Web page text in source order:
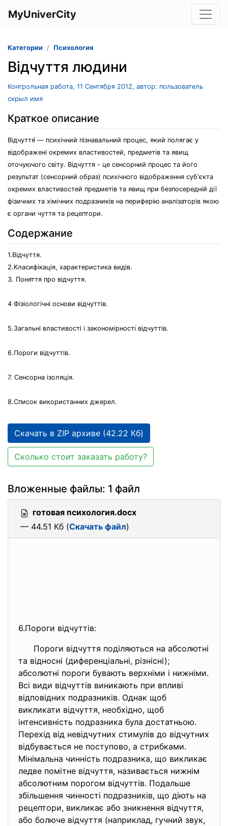
MyUniverCity
Категории Психология
Відчуття людини
Контрольная работа, 11 Сентября 2012, автор: пользователь
скрыл имя
Краткое описание
Відчуття́ — психічний пізнавальний процес, який полягає у
відображені окремих властивостей, предметів та явищ
оточуючого світу. Відчуття - це сенсорний процес та його
результат (сенсорний образ) психічного відображення суб'єкта
окремих властивостей предметів та явищ при безпосередній дії
фізичних та хімічних подразників на периферію аналізаторів якою
є органи чуття та рецептори.
Содержание
1.Відчуття.
2.Класифікація, характеристика видів.
3. Поняття про відчуття.
4 Фізіологічні основи відчуттів.
5.Загальні властивості і закономірності відчуттів.
6.Пороги відчуттів.
7. Сенсорна ізоляція.
8.Список використанних джерел.
Скачать в ZIP архиве (42.22 Кб)
Сколько стоит заказать работу?
Вложенные файлы: 1 файл
готовая психология.docx
— 44.51 Кб (Скачать файл)
6.Пороги відчуттів:
Пороги відчуття поділяються на абсолютні
та відносні (диференціальні, різнісні);
абсолютні пороги бувають верхніми і нижніми.
Всі види відчуттів виникають при впливі
відповідних подразників. Однак щоб
викликати відчуття, необхідно, щоб
інтенсивність подразника була достатньою.
Перехід від невідчутних стимулів до відчутних
відбувається не поступово, а стрибками.
Мінімальна чинність подразника, що викликає
ледве помітне відчуття, називається нижнім
абсолютним порогом відчуттів. Подальше
збільшення чинності подразників, що діють на
рецептори, викликає або зникнення відчуття,
або болюче відчуття (наприклад, гучний звук,